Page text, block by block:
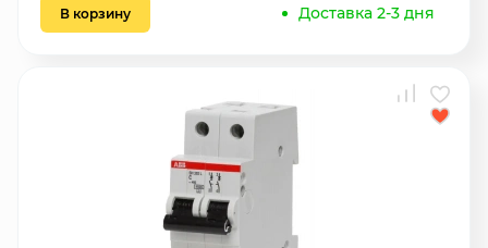
В корзину Доставка 2-3 дня